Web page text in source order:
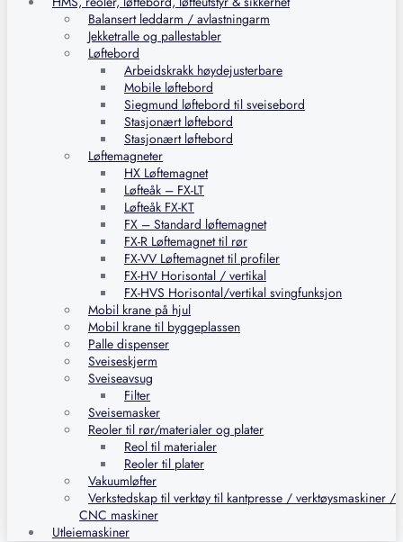
Balansert leddarm / avlastningarm
Jekketralle og pallestabler
Løftebord
Arbeidskrakk høydejusterbare
Mobile løftebord
Siegmund løftebord til sveisebord
Stasjonært løftebord
Stasjonært løftebord
Løftemagneter
HX Løftemagnet
Løfteåk – FX-LT
Løfteåk FX-KT
FX – Standard løftemagnet
FX-R Løftemagnet til rør
FX-VV Løftemagnet til profiler
FX-HV Horisontal / vertikal
FX-HVS Horisontal/vertikal svingfunksjon
Mobil krane på hjul
Mobil krane til byggeplassen
Palle dispenser
Sveiseskjerm
Sveiseavsug
Filter
Sveisemasker
Reoler til rør/materialer og plater
Reol til materialer
Reoler til plater
Vakuumløfter
Verkstedskap til verktøy til kantpresse / verktøysmaskiner /
CNC maskiner
Utleiemaskiner